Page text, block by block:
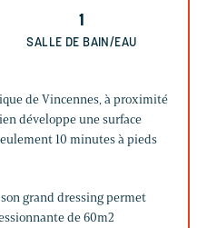
1
SALLE DE BAIN/EAU
de Vincennes, à proximité
développe une surface
10 minutes à pieds
grand dressing permet
de 60m2